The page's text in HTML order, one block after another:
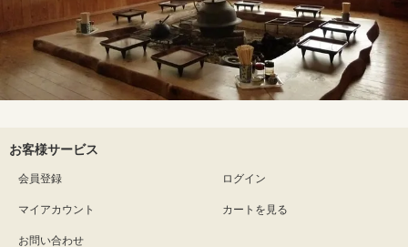
お客様サービス
会員登録 ログイン
マイアカウント カートを見る
お問い合わせ